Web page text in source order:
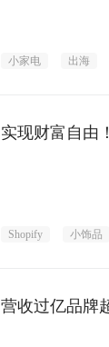
小家电 出海
实现财富自由
Shopify 小饰品
营收过亿品牌